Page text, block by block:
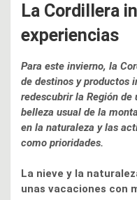
La Cordillera
experiencias
Para este invierno, la
de destinos y productos
redescubrir la Región
belleza usual de la
en la naturaleza y las
como prioridades.
La nieve y la
unas vacaciones con